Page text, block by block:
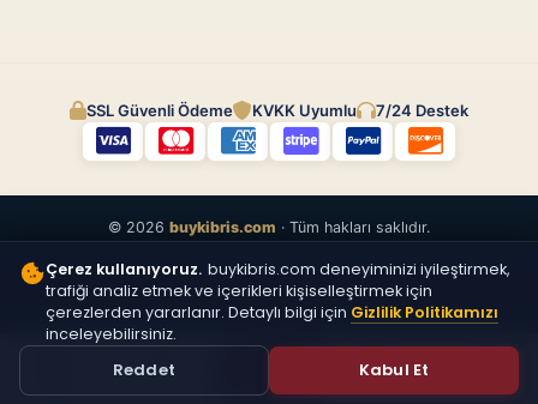
SSL Güvenli Ödeme KVKK Uyumlu 7/24 Destek
© 2026 buykibris.com · Tüm hakları saklıdır.
Çerez kullanıyoruz. buykibris.com deneyiminizi iyileştirmek,
trafiği analiz etmek ve içerikleri kişiselleştirmek için
çerezlerden yararlanır. Detaylı bilgi için Gizlilik Politikamızı
inceleyebilirsiniz.
Reddet Kabul Et